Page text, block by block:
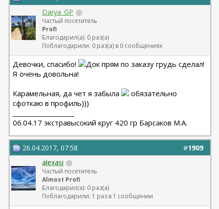
Darya_GP
Частый посетитель
Profi
Благодарил(а): 0 раз(а)
Поблагодарили: 0 раз(а) в 0 сообщениях
Девочки, спасибо!
Док прям по заказу грудь сделал!
Я очень довольна!
Карамельная, да чет я забыла
обязательно
сфоткаю в профиль)))
06.04.17 экстравысокий круг 420 гр Барсаков М.А.
#1909
26.04.2017, 07:58
alexasi
Частый посетитель
Almost Profi
Благодарил(а): 0 раз(а)
Поблагодарили: 1 раз в 1 сообщении